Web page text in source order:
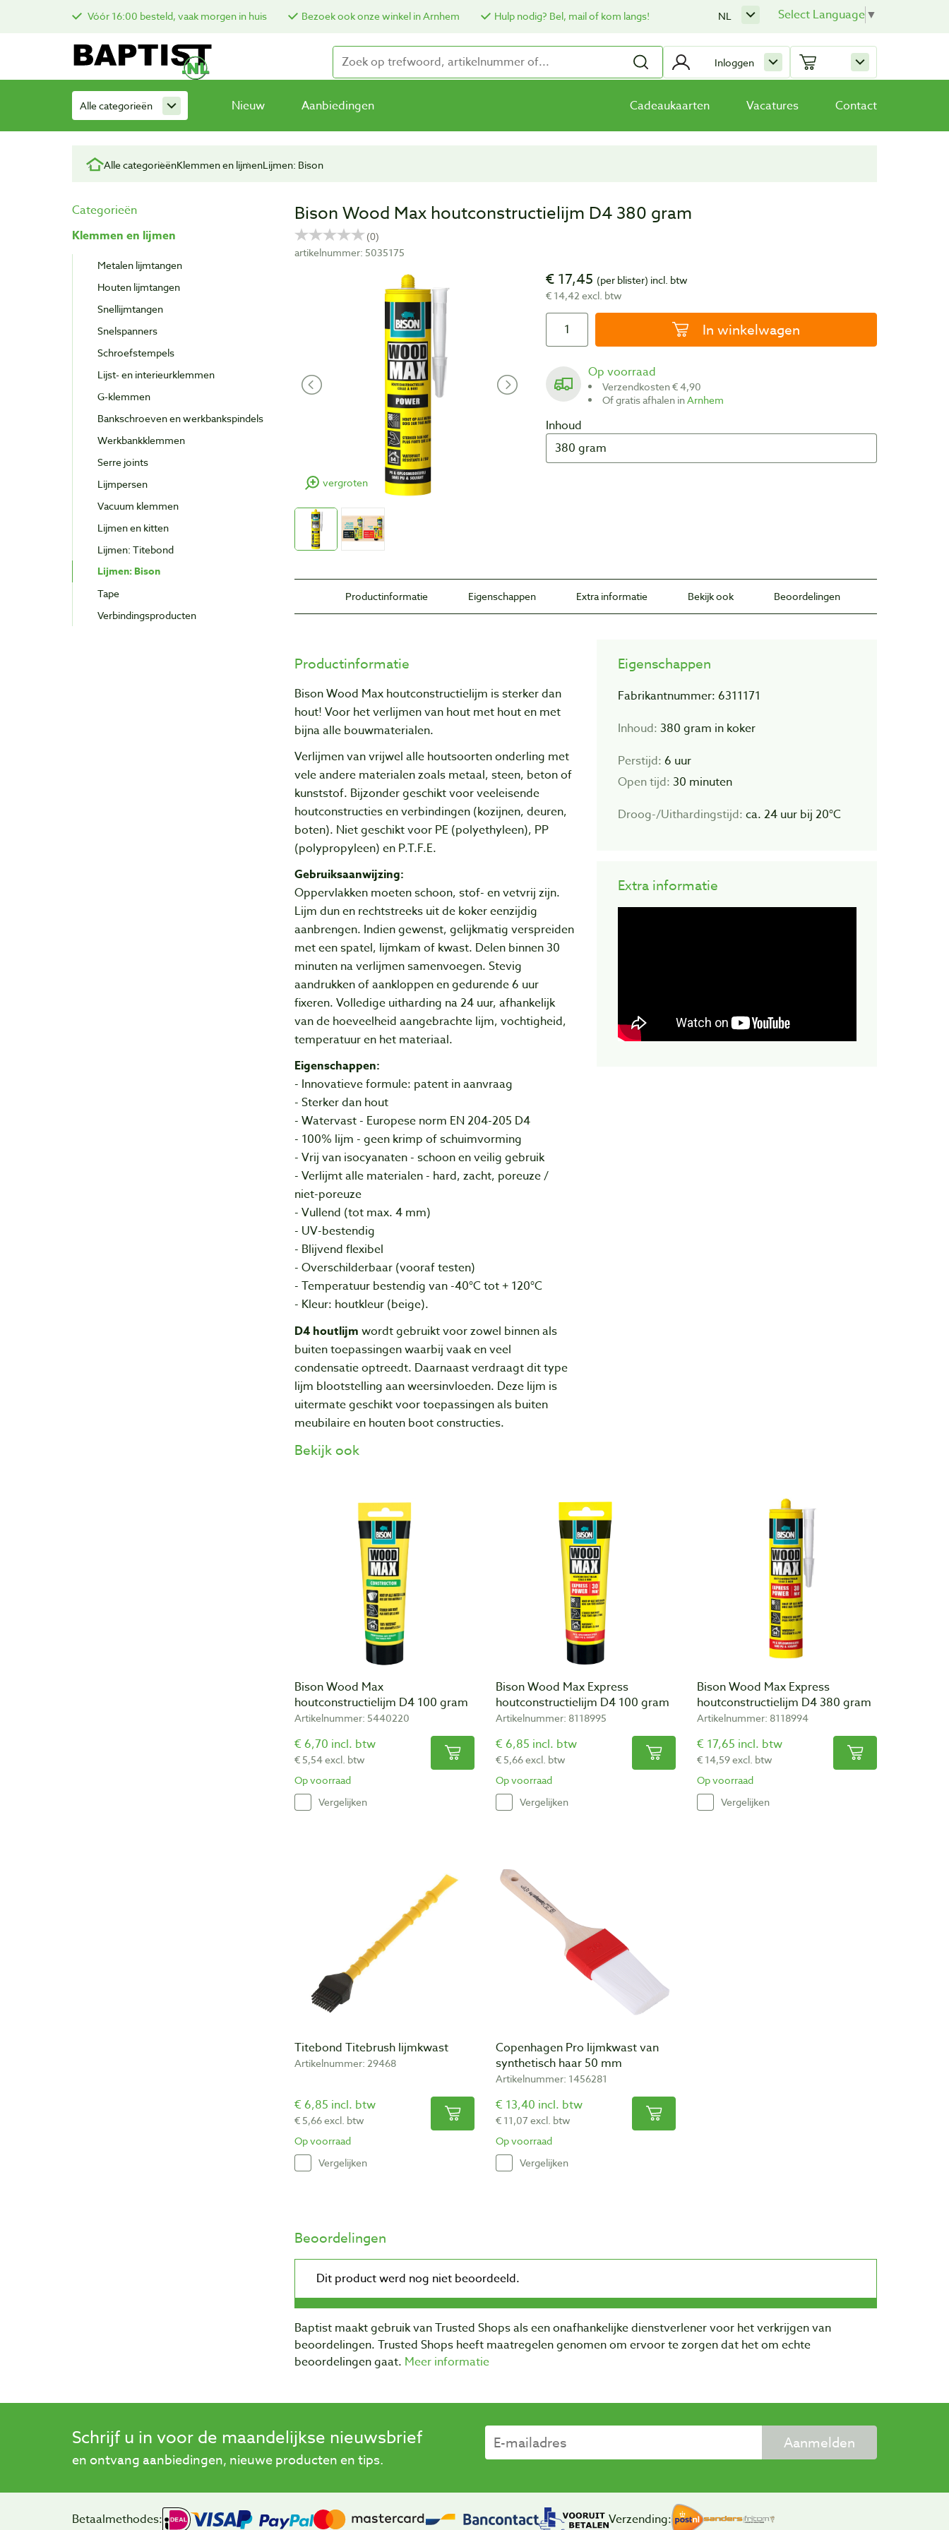
Vóór 16:00 besteld, vaak morgen in huis Bezoek ook onze winkel in Arnhem Hulp nodig? Bel, mail of kom langs! Select Language▼
NL
Inloggen
Alle categorieën Nieuw Aanbiedingen Cadeaukaarten Vacatures Contact
Alle categorieënKlemmen en lijmenLijmen: Bison
Categorieën
Klemmen en lijmen
Metalen lijmtangen
Houten lijmtangen
Snellijmtangen
Snelspanners
Schroefstempels
Lijst- en interieurklemmen
G-klemmen
Bankschroeven en werkbankspindels
Werkbankklemmen
Serre joints
Lijmpersen
Vacuum klemmen
Lijmen en kitten
Lijmen: Titebond
Lijmen: Bison
Tape
Verbindingsproducten
Bison Wood Max houtconstructielijm D4 380 gram
artikelnummer: 5035175
vergroten
€ 17,45 (per blister) incl. btw
€ 14,42 excl. btw
In winkelwagen
Op voorraad
Verzendkosten € 4,90
Of gratis afhalen inArnhem
Inhoud
Productinformatie Eigenschappen Extra informatie Bekijk ook Beoordelingen
Productinformatie
Bison Wood Max houtconstructielijm is sterker dan
hout! Voor het verlijmen van hout met hout en met
bijna alle bouwmaterialen.
Verlijmen van vrijwel alle houtsoorten onderling met
vele andere materialen zoals metaal, steen, beton of
kunststof. Bijzonder geschikt voor veeleisende
houtconstructies en verbindingen (kozijnen, deuren,
boten). Niet geschikt voor PE (polyethyleen), PP
(polypropyleen) en P.T.F.E.
Gebruiksaanwijzing:
Oppervlakken moeten schoon, stof- en vetvrij zijn.
Lijm dun en rechtstreeks uit de koker eenzijdig
aanbrengen. Indien gewenst, gelijkmatig verspreiden
met een spatel, lijmkam of kwast. Delen binnen 30
minuten na verlijmen samenvoegen. Stevig
aandrukken of aankloppen en gedurende 6 uur
fixeren. Volledige uitharding na 24 uur, afhankelijk
van de hoeveelheid aangebrachte lijm, vochtigheid,
temperatuur en het materiaal.
Eigenschappen:
- Innovatieve formule: patent in aanvraag
- Sterker dan hout
- Watervast - Europese norm EN 204-205 D4
- 100% lijm - geen krimp of schuimvorming
- Vrij van isocyanaten - schoon en veilig gebruik
- Verlijmt alle materialen - hard, zacht, poreuze /
niet-poreuze
- Vullend (tot max. 4 mm)
- UV-bestendig
- Blijvend flexibel
- Overschilderbaar (vooraf testen)
- Temperatuur bestendig van -40°C tot + 120°C
- Kleur: houtkleur (beige).
D4 houtlijm wordt gebruikt voor zowel binnen als
buiten toepassingen waarbij vaak en veel
condensatie optreedt. Daarnaast verdraagt dit type
lijm blootstelling aan weersinvloeden. Deze lijm is
uitermate geschikt voor toepassingen als buiten
meubilaire en houten boot constructies.
Eigenschappen
Fabrikantnummer: 6311171
Inhoud: 380 gram in koker
Perstijd: 6 uur
Open tijd: 30 minuten
Droog-/Uithardingstijd: ca. 24 uur bij 20°C
Extra informatie
Bekijk ook
Bison Wood Max
houtconstructielijm D4 100 gram
Artikelnummer: 5440220
€ 6,70 incl. btw
€ 5,54 excl. btw
Op voorraad
Vergelijken
Bison Wood Max Express
houtconstructielijm D4 100 gram
Artikelnummer: 8118995
€ 6,85 incl. btw
€ 5,66 excl. btw
Op voorraad
Vergelijken
Bison Wood Max Express
houtconstructielijm D4 380 gram
Artikelnummer: 8118994
€ 17,65 incl. btw
€ 14,59 excl. btw
Op voorraad
Vergelijken
Titebond Titebrush lijmkwast
Artikelnummer: 29468
€ 6,85 incl. btw
€ 5,66 excl. btw
Op voorraad
Vergelijken
Copenhagen Pro lijmkwast van
synthetisch haar 50 mm
Artikelnummer: 1456281
€ 13,40 incl. btw
€ 11,07 excl. btw
Op voorraad
Vergelijken
Beoordelingen
Baptist maakt gebruik van Trusted Shops als een onafhankelijke dienstverlener voor het verkrijgen van
beoordelingen. Trusted Shops heeft maatregelen genomen om ervoor te zorgen dat het om echte
beoordelingen gaat. Meer informatie
Schrijf u in voor de maandelijkse nieuwsbrief
en ontvang aanbiedingen, nieuwe producten en tips.
Aanmelden
Betaalmethodes: Verzending: